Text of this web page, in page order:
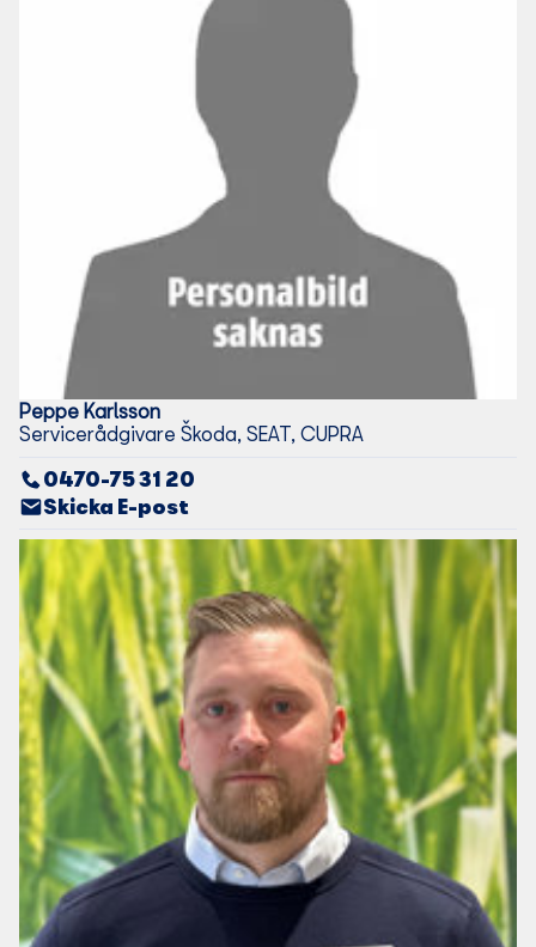
Peppe Karlsson
Servicerådgivare Škoda, SEAT, CUPRA
0470-75 31 20
Skicka E-post